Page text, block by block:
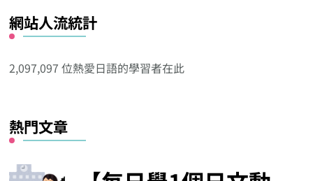
其
他
類
網站人流統計
2,097,097 位熱愛日語的學習者在此
熱門文章